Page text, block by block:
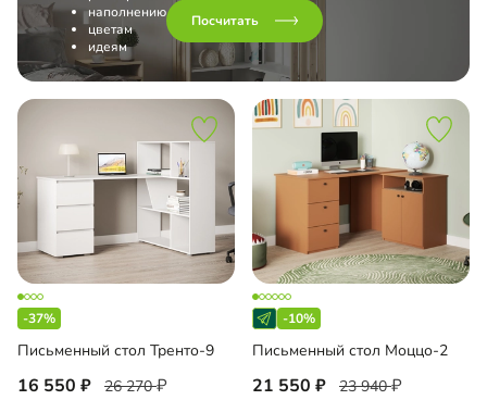
наполнению
цветам
идеям
Посчитать
-37%
Письменный стол Тренто-9
16 550 26 270
-10%
Письменный стол Моццо-2
21 550 23 940